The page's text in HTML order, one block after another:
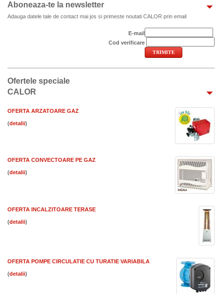
Aboneaza-te la newsletter
Adauga datele tale de contact mai jos si primeste noutati CALOR prin email
E-mail
Cod verificare
Ofertele speciale
CALOR
OFERTA ARZATOARE GAZ
( )
OFERTA CONVECTOARE PE GAZ
( )
OFERTA INCALZITOARE TERASE
( )
OFERTA POMPE CIRCULATIE CU TURATIE VARIABILA
( )